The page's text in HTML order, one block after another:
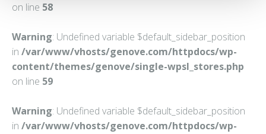
on line 58
Warning: Undefined variable $default_sidebar_position
in /var/www/vhosts/genove.com/httpdocs/wp-
content/themes/genove/single-wpsl_stores.php
on line 59
Warning: Undefined variable $default_sidebar_position
in /var/www/vhosts/genove.com/httpdocs/wp-